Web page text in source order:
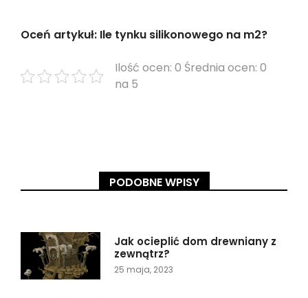
Oceń artykuł: Ile tynku silikonowego na m2?
Ilość ocen: 0 Średnia ocen: 0
na 5
PODOBNE WPISY
Jak ocieplić dom drewniany z
zewnątrz?
25 maja, 2023